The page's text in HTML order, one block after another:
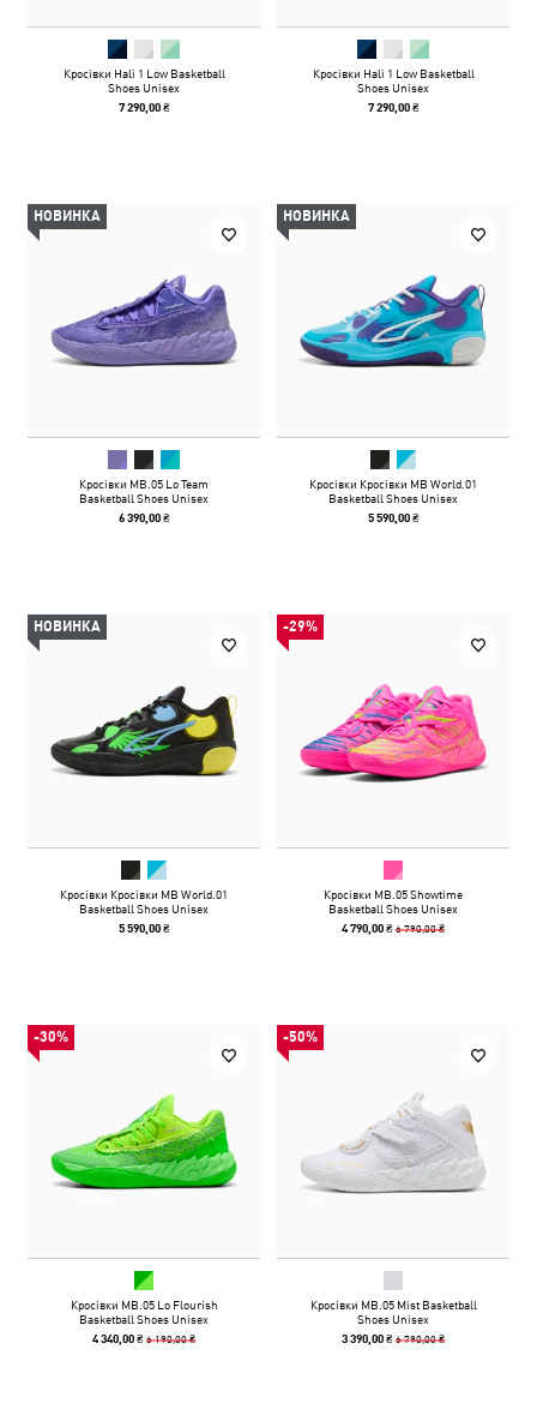
Кросівки Hali 1 Low Basketball
Shoes Unisex
7 290,00 ₴
Кросівки Hali 1 Low Basketball
Shoes Unisex
7 290,00 ₴
НОВИНКА
Кросівки MB.05 Lo Team
Basketball Shoes Unisex
6 390,00 ₴
НОВИНКА
Кросівки Кросівки MB World.01
Basketball Shoes Unisex
5 590,00 ₴
НОВИНКА
Кросівки Кросівки MB World.01
Basketball Shoes Unisex
5 590,00 ₴
-29%
Кросівки MB.05 Showtime
Basketball Shoes Unisex
4 790,00 ₴6 790,00 ₴
-30%
Кросівки MB.05 Lo Flourish
Basketball Shoes Unisex
4 340,00 ₴6 190,00 ₴
-50%
Кросівки MB.05 Mist Basketball
Shoes Unisex
3 390,00 ₴6 790,00 ₴